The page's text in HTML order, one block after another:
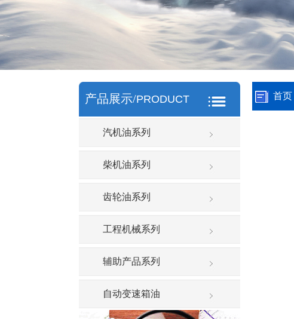
产品展示/PRODUCT
汽机油系列
柴机油系列
齿轮油系列
工程机械系列
辅助产品系列
自动变速箱油
首页